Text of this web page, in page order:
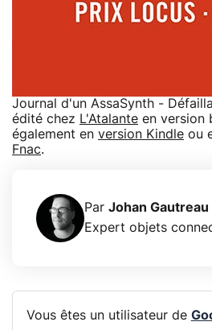
Journal d'un AssaSynth -
édité chez L'Atalante en version
également en version Kindle ou
Fnac.
Par Johan Gautreau
Expert objets
Vous êtes un utilisateur de